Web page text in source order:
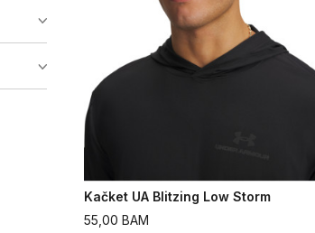
Kačket UA Blitzing Low Storm
55,00 BAM